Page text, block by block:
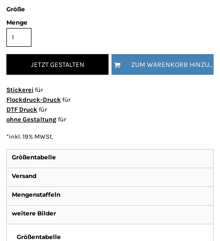
Größe
Menge
JETZT GESTALTEN ZUM WARENKORB HINZUFÜGEN
Stickerei für
Flockdruck-Druck für
DTF Druck für
ohne Gestaltung für
*inkl. 19% MWSt.
Größentabelle
Versand
Mengenstaffeln
weitere Bilder
Größentabelle